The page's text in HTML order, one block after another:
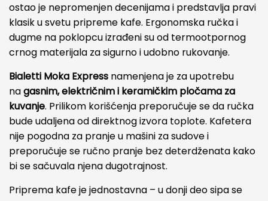
ostao je nepromenjen decenijama i predstavlja pravi
klasik u svetu pripreme kafe. Ergonomska ručka i
dugme na poklopcu izrađeni su od termootpornog
crnog materijala za sigurno i udobno rukovanje.
Bialetti Moka Express namenjena je za upotrebu
nagasnim, električnim i keramičkim pločama za
kuvanje. Prilikom korišćenja preporučuje se da ručka
bude udaljena od direktnog izvora toplote. Kafetera
nije pogodna za pranje u mašini za sudove i
preporučuje se ručno pranje bez deterdženata kako
bi se sačuvala njena dugotrajnost.
Priprema kafe je jednostavna – u donji deo sipa se